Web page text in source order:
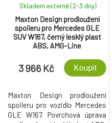
Maxton Design prodloužení
spoileru pro Mercedes GLE
SUV W167, černý lesklý plast
ABS, AMG-Line
Skladem externě (2-3 dny)
3 966 Kč Koupit
Maxton Design prodloužení
spoileru pro vozidlo Mercedes
GLE W167. Povrchová úprava